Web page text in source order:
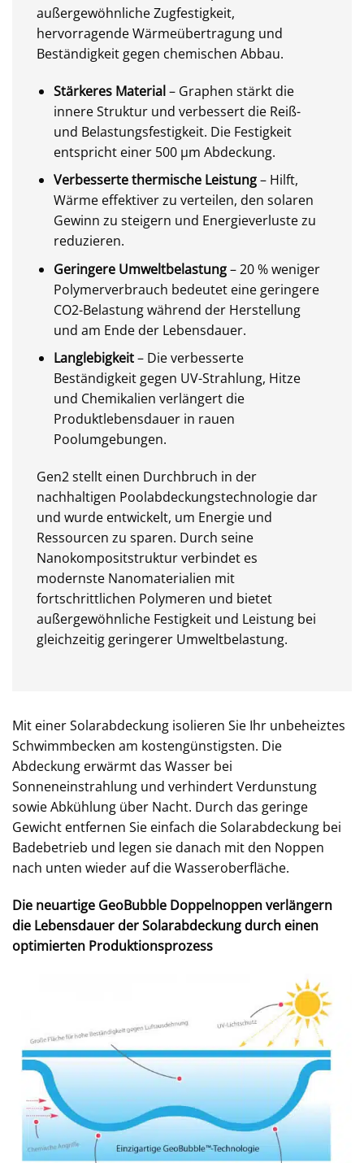
außergewöhnliche Zugfestigkeit,
hervorragende Wärmeübertragung und
Beständigkeit gegen chemischen Abbau.
Stärkeres Material– Graphen stärkt die
innere Struktur und verbessert die Reiß-
und Belastungsfestigkeit. Die Festigkeit
entspricht einer 500 µm Abdeckung.
Verbesserte thermische Leistung– Hilft,
Wärme effektiver zu verteilen, den solaren
Gewinn zu steigern und Energieverluste zu
reduzieren.
Geringere Umweltbelastung– 20 % weniger
Polymerverbrauch bedeutet eine geringere
CO2-Belastung während der Herstellung
und am Ende der Lebensdauer.
Langlebigkeit– Die verbesserte
Beständigkeit gegen UV-Strahlung, Hitze
und Chemikalien verlängert die
Produktlebensdauer in rauen
Poolumgebungen.
Gen2 stellt einen Durchbruch in der
nachhaltigen Poolabdeckungstechnologie dar
und wurde entwickelt, um Energie und
Ressourcen zu sparen. Durch seine
Nanokompositstruktur verbindet es
modernste Nanomaterialien mit
fortschrittlichen Polymeren und bietet
außergewöhnliche Festigkeit und Leistung bei
gleichzeitig geringerer Umweltbelastung.
Mit einer Solarabdeckung isolieren Sie Ihr unbeheiztes
Schwimmbecken am kostengünstigsten. Die
Abdeckung erwärmt das Wasser bei
Sonneneinstrahlung und verhindert Verdunstung
sowie Abkühlung über Nacht. Durch das geringe
Gewicht entfernen Sie einfach die Solarabdeckung bei
Badebetrieb und legen sie danach mit den Noppen
nach unten wieder auf die Wasseroberfläche.
Die neuartige GeoBubble Doppelnoppen verlängern
die Lebensdauer der Solarabdeckung durch einen
optimierten Produktionsprozess